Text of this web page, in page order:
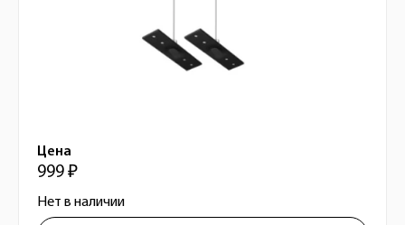
Цена
999 ₽
Нет в наличии